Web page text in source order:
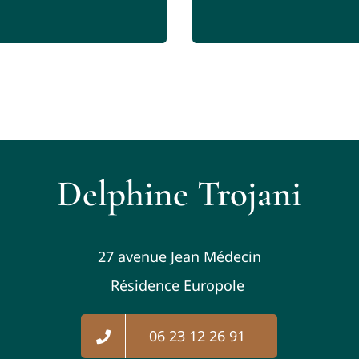
Delphine Trojani
27 avenue Jean Médecin
Résidence Europole
06 23 12 26 91